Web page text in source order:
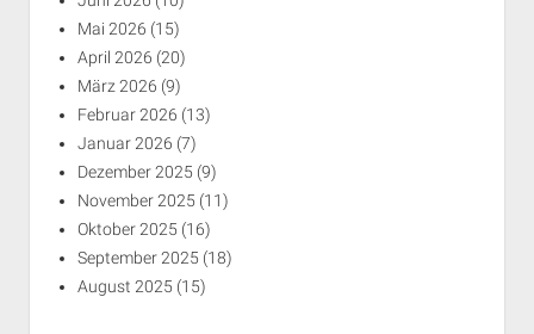
Mai 2026 (15)
April 2026 (20)
März 2026 (9)
Februar 2026 (13)
Januar 2026 (7)
Dezember 2025 (9)
November 2025 (11)
Oktober 2025 (16)
September 2025 (18)
August 2025 (15)